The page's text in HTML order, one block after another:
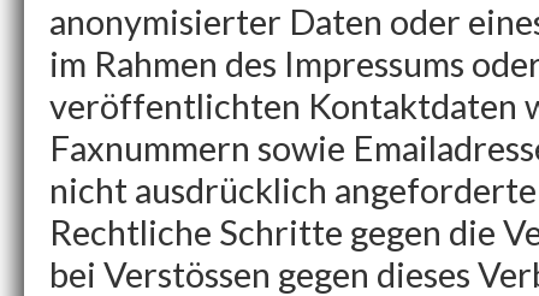
anonymisierter Daten oder
im Rahmen des Impressums
veröffentlichten Kontaktdaten
Faxnummern sowie
nicht ausdrücklich
Rechtliche Schritte gegen die
bei Verstössen gegen dieses